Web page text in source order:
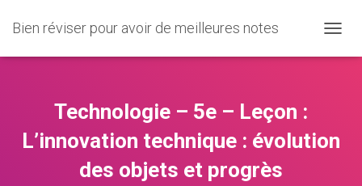
Bien réviser pour avoir de meilleures notes
U
F
Technologie – 5e – Leçon :
L’innovation technique : évolution
des objets et progrès